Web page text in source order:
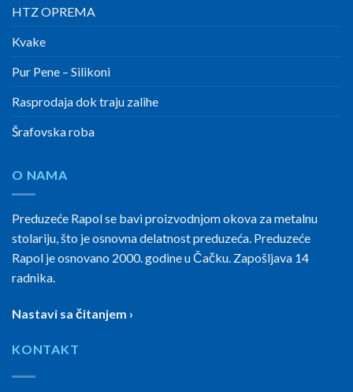
HTZ OPREMA
Kvake
Pur Pene – Silikoni
Rasprodaja dok traju zalihe
Šrafovska roba
O NAMA
Preduzeće Rapol se bavi proizvodnjom okova za metalnu
stolariju, što je osnovna delatnost preduzeća. Preduzeće
Rapol je osnovano 2000. godine u Čačku. Zapošljava 14
radnika.
Nastavi sa čitanjem ›
KONTAKT